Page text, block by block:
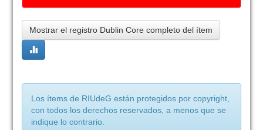
Mostrar el registro Dublin Core completo del ítem
Los ítems de RIUdeG están protegidos por copyright,
con todos los derechos reservados, a menos que se
indique lo contrario.